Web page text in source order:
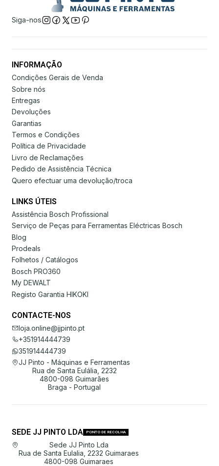
Siga-nos
INFORMAÇÃO
Condições Gerais de Venda
Sobre nós
Entregas
Devoluções
Garantias
Termos e Condições
Política de Privacidade
Livro de Reclamações
Pedido de Assistência Técnica
Quero efectuar uma devolução/troca
LINKS ÚTEIS
Assistência Bosch Profissional
Serviço de Peças para Ferramentas Eléctricas Bosch
Blog
Prodeals
Folhetos / Catálogos
Bosch PRO360
My DEWALT
Registo Garantia HIKOKI
CONTACTE-NOS
loja.online@jjpinto.pt
+351914444739
351914444739
JJ Pinto - Máquinas e Ferramentas
Rua de Santa Eulália, 2232
4800-098 Guimarães
Braga - Portugal
SEDE JJ PINTO LDA PONTO DE RECOLHA
Sede JJ Pinto Lda
Rua de Santa Eulalia, 2232 Guimaraes
4800-098 Guimaraes